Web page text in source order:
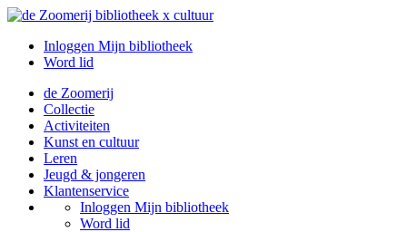
Inloggen Mijn bibliotheek
Word lid
de Zoomerij
Collectie
Activiteiten
Kunst en cultuur
Leren
Jeugd & jongeren
Klantenservice
Inloggen Mijn bibliotheek
Word lid